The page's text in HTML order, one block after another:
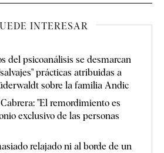
INTERESAR
del psicoanálisis se desmarcan
prácticas atribuidas a
sobre la familia Andic
"El remordimiento es
exclusivo de las personas
relajado ni al borde de un